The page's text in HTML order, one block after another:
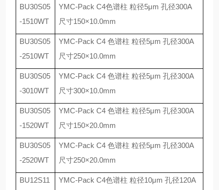
BU30S05
-1510WT
YMC-Pack C4色谱柱 粒径5μm 孔径300A
尺寸150×10.0mm
BU30S05
-2510WT
YMC-Pack C4 色谱柱 粒径5μm 孔径300A
尺寸250×10.0mm
BU30S05
-3010WT
YMC-Pack C4 色谱柱 粒径5μm 孔径300A
尺寸300×10.0mm
BU30S05
-1520WT
YMC-Pack C4 色谱柱 粒径5μm 孔径300A
尺寸150×20.0mm
BU30S05
-2520WT
YMC-Pack C4 色谱柱 粒径5μm 孔径300A
尺寸250×20.0mm
BU12S11
YMC-Pack C4色谱柱 粒径10μm 孔径120A